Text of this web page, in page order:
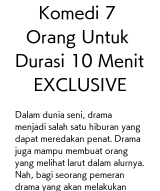
Komedi 7
Orang Untuk
Durasi 10 Menit
EXCLUSIVE
Dalam dunia seni, drama
menjadi salah satu hiburan yang
dapat meredakan penat. Drama
juga mampu membuat orang
yang melihat larut dalam alurnya.
Nah, bagi seorang pemeran
drama yang akan melakukan